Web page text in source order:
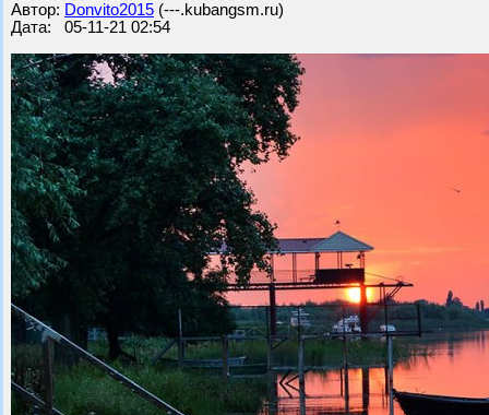
Автор: Donvito2015 (---.kubangsm.ru)
Дата: 05-11-21 02:54